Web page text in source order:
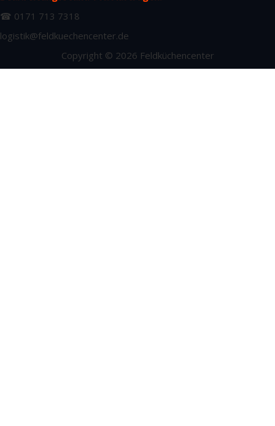
☎ 0171 713 7318
logistik@feldkuechencenter.de
Copyright © 2026 Feldküchencenter